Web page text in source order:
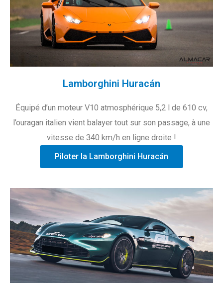
Lamborghini Huracán
Équipé d’un moteur V10 atmosphérique 5,2 l de 610 cv,
l’ouragan italien vient balayer tout sur son passage, à une
vitesse de 340 km/h en ligne droite !
Piloter la Lamborghini Huracán